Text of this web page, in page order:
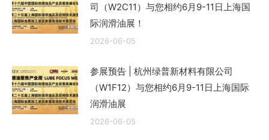
司（W2C11）与您相约6月9-11日上海国
际润滑油展！
2026-06-05
参展预告 | 杭州绿普新材料有限公司
（W1F12）与您相约6月9-11日上海国际
润滑油展
2026-06-05